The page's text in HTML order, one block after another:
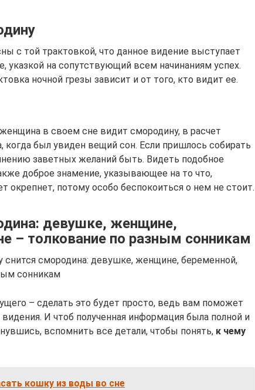
с той трактовкой, что данное видение выступает
на сопутствующий всем начинаниям успех.
ночной грезы зависит и от того, кто видит ее.
в своем сне видит смородину, в расчет
когда был увиден вещий сон. Если пришлось собирать
заветных желаний быть. Видеть подобное
доброе знамение, указывающее на то что,
окрепнет, потому особо беспокоиться о нем не стоит.
девушке, женщине,
– толкование по разным сонникам
снится смородина: девушке, женщине, беременной,
сонникам
– сделать это будет просто, ведь вам поможет
видения. И чтоб полученная информация была полной и
вспомнить все детали, чтобы понять, к чему
кошку из воды во сне